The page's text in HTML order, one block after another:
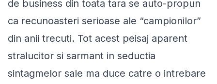
de business din toata tara se auto-propun
ca recunoasteri serioase ale “campionilor”
din anii trecuti. Tot acest peisaj aparent
stralucitor si sarmant in seductia
sintagmelor sale ma duce catre o intrebare